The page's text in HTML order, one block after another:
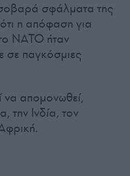
σφάλματα της
η απόφαση για
ΝΑΤΟ ήταν
σε παγκόσμιες
να απομονωθεί,
την Ινδία, τον